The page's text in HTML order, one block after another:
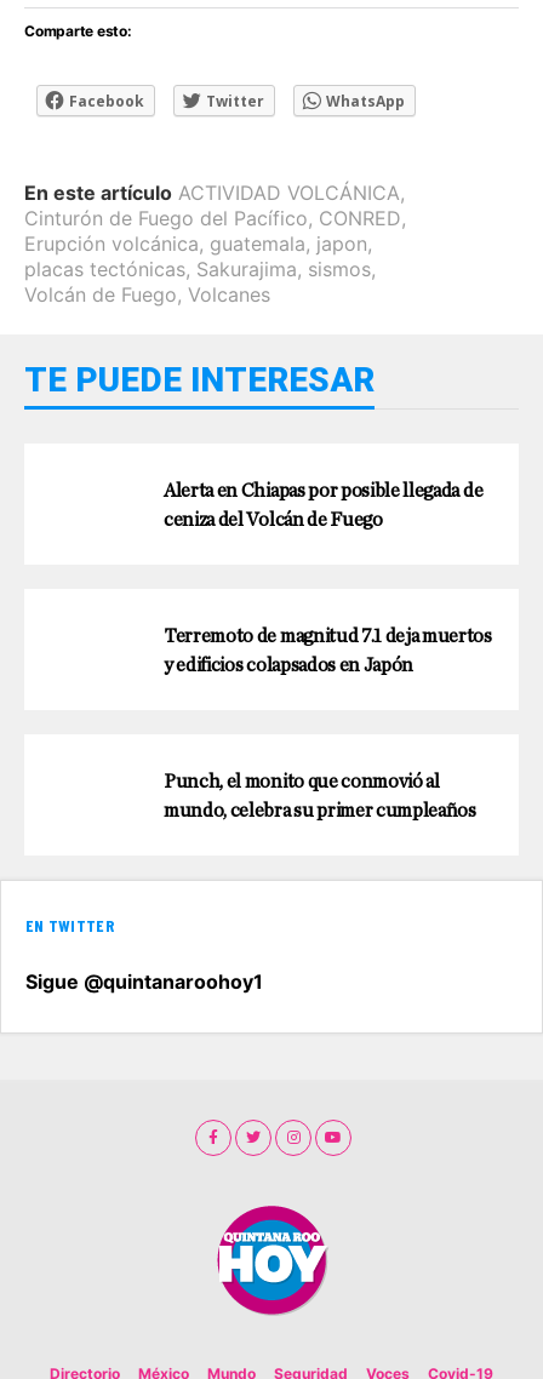
Comparte esto:
Facebook Twitter WhatsApp
En este artículo ACTIVIDAD VOLCÁNICA,
Cinturón de Fuego del Pacífico, CONRED,
Erupción volcánica, guatemala, japon,
placas tectónicas, Sakurajima, sismos,
Volcán de Fuego, Volcanes
TE PUEDE INTERESAR
Alerta en Chiapas por posible llegada de
ceniza del Volcán de Fuego
Terremoto de magnitud 7.1 deja muertos
y edificios colapsados en Japón
Punch, el monito que conmovió al
mundo, celebra su primer cumpleaños
EN TWITTER
Sigue @quintanaroohoy1
Directorio México Mundo Seguridad Voces Covid-19